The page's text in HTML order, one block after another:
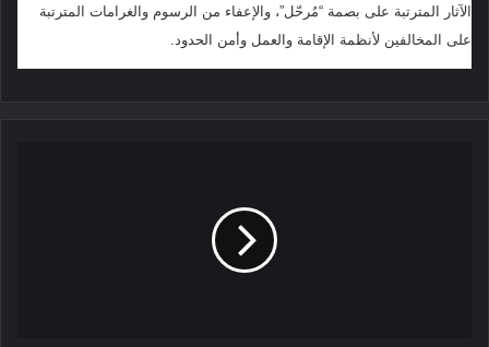
الآثار المترتبة على بصمة “مُرحّل”، والإعفاء من الرسوم والغرامات المترتبة
على المخالفين لأنظمة الإقامة والعمل وأمن الحدود.